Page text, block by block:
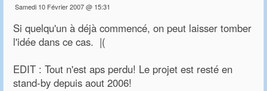
Samedi 10 Février 2007 @ 15:31
Si quelqu'un à déjà commencé, on peut laisser tomber
l'idée dans ce cas. |(
EDIT : Tout n'est aps perdu! Le projet est resté en
stand-by depuis aout 2006!